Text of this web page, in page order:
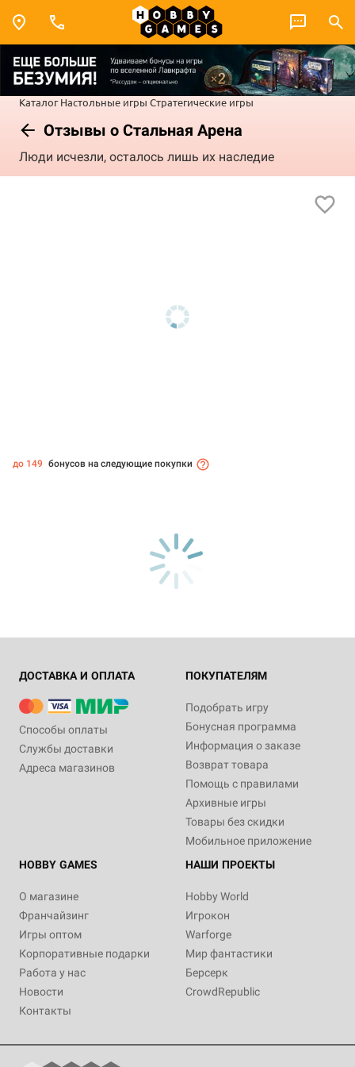
Каталог Настольные игры Стратегические игры
Отзывы о Стальная Арена
Люди исчезли, осталось лишь их наследие
до 149 бонусов на следующие покупки
ДОСТАВКА И ОПЛАТА
Способы оплаты
Службы доставки
Адреса магазинов
ПОКУПАТЕЛЯМ
Подобрать игру
Бонусная программа
Информация о заказе
Возврат товара
Помощь с правилами
Архивные игры
Товары без скидки
Мобильное приложение
HOBBY GAMES
О магазине
Франчайзинг
Игры оптом
Корпоративные подарки
Работа у нас
Новости
Контакты
НАШИ ПРОЕКТЫ
Hobby World
Игрокон
Warforge
Мир фантастики
Берсерк
CrowdRepublic